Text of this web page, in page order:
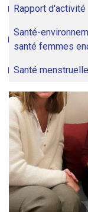
Rapport d'activité
Santé-
santé femmes
Santé menstruelle